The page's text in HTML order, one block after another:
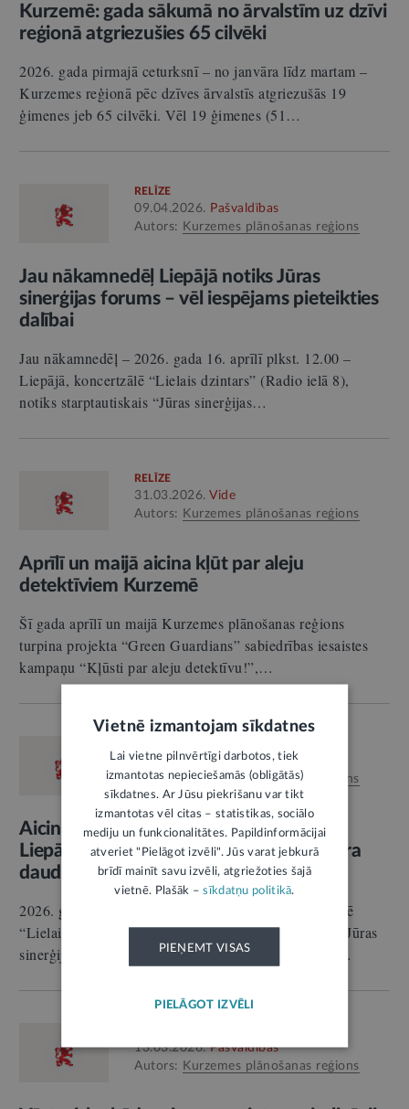
Kurzemē: gada sākumā no ārvalstīm uz dzīvi
reģionā atgriezušies 65 cilvēki
2026. gada pirmajā ceturksnī – no janvāra līdz martam –
Kurzemes reģionā pēc dzīves ārvalstīs atgriezušās 19
ģimenes jeb 65 cilvēki. Vēl 19 ģimenes (51…
RELĪZE
09.04.2026. Pašvaldības
Autors:
Kurzemes plānošanas reģions
Jau nākamnedēļ Liepājā notiks Jūras
sinerģijas forums – vēl iespējams pieteikties
dalībai
Jau nākamnedēļ – 2026. gada 16. aprīlī plkst. 12.00 –
Liepājā, koncertzālē “Lielais dzintars” (Radio ielā 8),
notiks starptautiskais “Jūras sinerģijas…
RELĪZE
31.03.2026. Vide
Autors:
Kurzemes plānošanas reģions
Aprīlī un maijā aicina kļūt par aleju
detektīviem Kurzemē
Šī gada aprīlī un maijā Kurzemes plānošanas reģions
turpina projekta “Green Guardians” sabiedrības iesaistes
kampaņu “Kļūsti par aleju detektīvu!”,…
24.03.2026.Pašvaldības
Autors:Kurzemes plānošanas reģions
Aicina apmeklēt Jūras sinerģijas forumu
Liepājā: jūra, vēja enerģija un akvakultūra
daudzfunkcionālā jūras attīstībā
2026. gada 16. aprīlī plkst. 12.00 Liepājā, koncertzālē
“Lielais dzintars” (Radio ielā 8), notiks starptautisks Jūras
sinerģijas forums: jūra, vēja enerģija un akvakultūra…
13.03.2026.Pašvaldības
Autors:
Kurzemes plānošanas reģions
Vietnē izmantojam sīkdatnes
Lai vietne pilnvērtīgi darbotos, tiek
izmantotas nepieciešamās (obligātās)
sīkdatnes. Ar Jūsu piekrišanu var tikt
izmantotas vēl citas – statistikas, sociālo
mediju un funkcionalitātes. Papildinformācijai
atveriet "Pielāgot izvēli". Jūs varat jebkurā
brīdī mainīt savu izvēli, atgriežoties šajā
vietnē. Plašāk –sīkdatņu politikā.
PIEŅEMT VISAS
PIELĀGOT IZVĒLI